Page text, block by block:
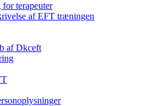
terapeuter
af EFT træningen
af Dkceft